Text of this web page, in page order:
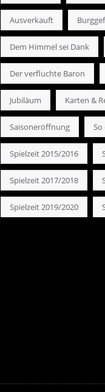
Ausverkauft
Dem Himmel sei Dank
Der verfluchte Baron
Jubiläum Karten &
Saisoneröffnung
Spielzeit 2015/2016
Spielzeit 2017/2018
Spielzeit 2019/2020